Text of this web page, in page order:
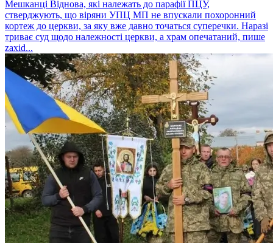
Мешканці Віднова, які належать до парафії ПЦУ,
стверджують, що віряни УПЦ МП не впускали похоронний
кортеж до церкви, за яку вже давно точаться суперечки. Наразі
триває суд щодо належності церкви, а храм опечатаний, пише
zaxid...